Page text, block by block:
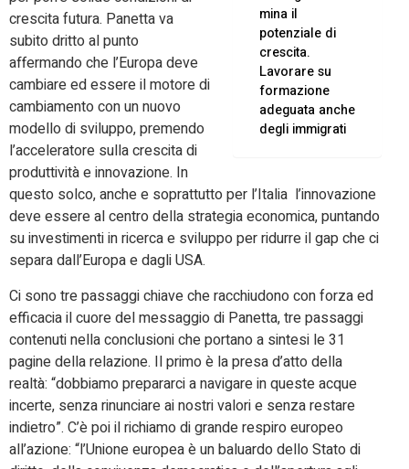
mina il
potenziale di
crescita.
Lavorare su
formazione
adeguata anche
degli immigrati
crescita futura. Panetta va
subito dritto al punto
affermando che l’Europa deve
cambiare ed essere il motore di
cambiamento con un nuovo
modello di sviluppo, premendo
l’acceleratore sulla crescita di
produttività e innovazione. In
questo solco, anche e soprattutto per l’Italia l’innovazione
deve essere al centro della strategia economica, puntando
su investimenti in ricerca e sviluppo per ridurre il gap che ci
separa dall’Europa e dagli USA.
Ci sono tre passaggi chiave che racchiudono con forza ed
efficacia il cuore del messaggio di Panetta, tre passaggi
contenuti nella conclusioni che portano a sintesi le 31
pagine della relazione. Il primo è la presa d’atto della
realtà: “dobbiamo prepararci a navigare in queste acque
incerte, senza rinunciare ai nostri valori e senza restare
indietro”. C’è poi il richiamo di grande respiro europeo
all’azione: “l’Unione europea è un baluardo dello Stato di